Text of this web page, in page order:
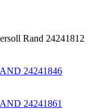
Rand 24241812
24241846
24241861